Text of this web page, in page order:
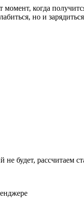
когда
но и
будет, рассчитаем